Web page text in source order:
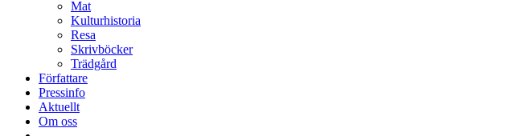
Mat
Kulturhistoria
Resa
Skrivböcker
Trädgård
Författare
Pressinfo
Aktuellt
Om oss